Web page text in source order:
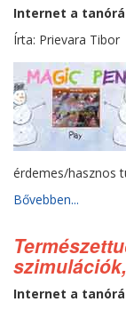
Internet a
Írta: Prievara Tibor
érdemes/hasznos
Bővebben...
Internet a